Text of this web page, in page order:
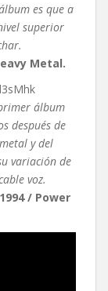
es que a
superior
Metal.
álbum
después de
y del
variación de
voz.
/ Power